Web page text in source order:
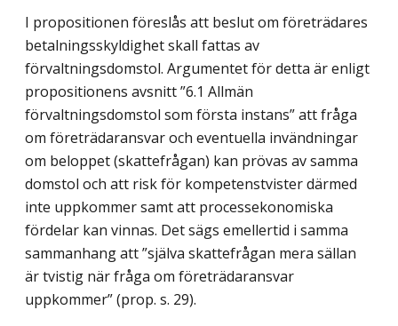
I propositionen föreslås att beslut om företrädares
betalningsskyldighet skall fattas av
förvaltningsdomstol. Argumentet för detta är enligt
propositionens avsnitt ”6.1 Allmän
förvaltningsdomstol som första instans” att fråga
om företrädaransvar och eventuella invändningar
om beloppet (skattefrågan) kan prövas av samma
domstol och att risk för kompetenstvister därmed
inte uppkommer samt att processekonomiska
fördelar kan vinnas. Det sägs emellertid i samma
sammanhang att ”själva skattefrågan mera sällan
är tvistig när fråga om företrädaransvar
uppkommer” (prop. s. 29).